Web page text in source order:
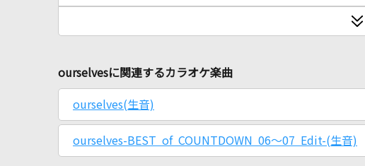
ourselvesに関連するカラオケ楽曲
ourselves(生音)
ourselves-BEST of COUNTDOWN 06～07 Edit-(生音)